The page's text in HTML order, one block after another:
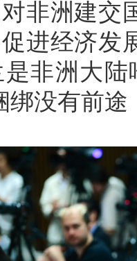
非洲建交
进经济发
非洲大
绑没有前